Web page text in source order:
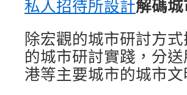
私人招待所設計解碼
除宏觀的城市研討方
的城市研討實踐，分
港等主要城市的城市